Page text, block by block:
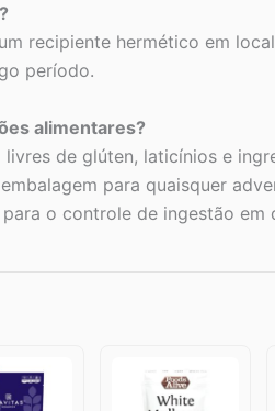
recipiente hermético em
período.
alimentares?
de glúten, laticínios e
para quaisquer
o controle de ingestão